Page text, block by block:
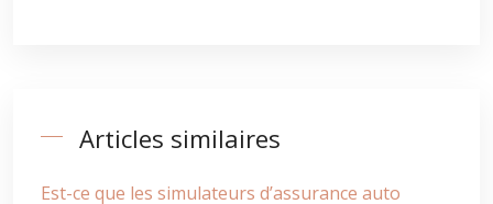
Articles similaires
Est-ce que les simulateurs d’assurance auto